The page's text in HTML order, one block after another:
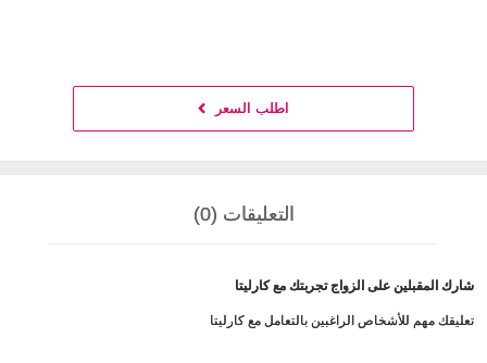
اطلب السعر
التعليقات (0)
شارك المقبلين على الزواج تجربتك مع كارليتا
تعليقك مهم للأشخاص الراغبين بالتعامل مع كارليتا